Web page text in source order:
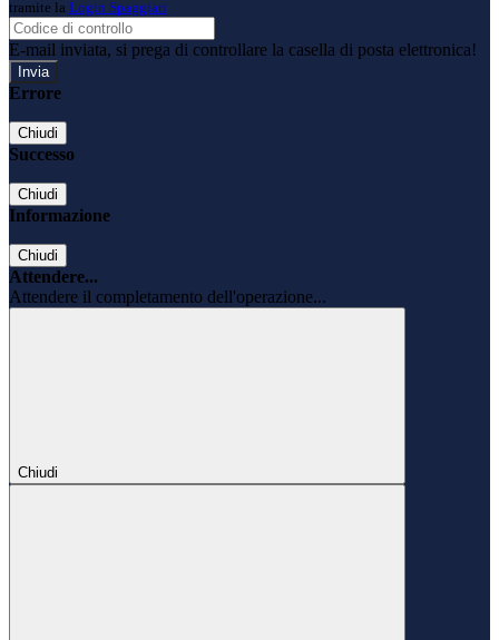
tramite la Login Spaggiari
E-mail inviata, si prega di controllare la casella di posta elettronica!
Errore
Chiudi
Successo
Chiudi
Informazione
Chiudi
Attendere...
Attendere il completamento dell'operazione...
Chiudi